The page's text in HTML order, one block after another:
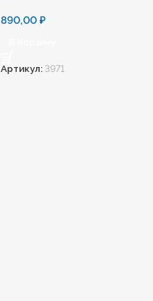
890,00 ₽
Артикул: 3971